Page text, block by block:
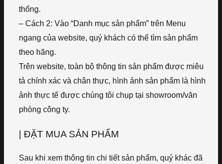
thống.
– Cách 2: Vào “Danh mục sản phẩm” trên Menu
ngang của website, quý khách có thể tìm sản phẩm
theo hãng.
Trên website, toàn bộ thông tin sản phẩm được miêu
tả chính xác và chân thực, hình ảnh sản phẩm là hình
ảnh thực tế được chúng tôi chụp tại showroom/văn
phòng công ty.
| ĐẶT MUA SẢN PHẨM
Sau khi xem thông tin chi tiết sản phẩm, quý khác đã